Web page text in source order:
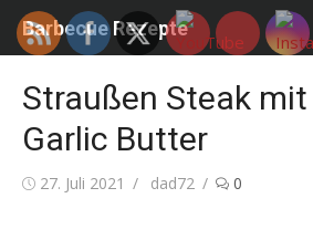
Skip
Barbecue Rezepte
Straußen Steak
Garlic Butter
Posted
27. Juli 2021 Author
dad72 0